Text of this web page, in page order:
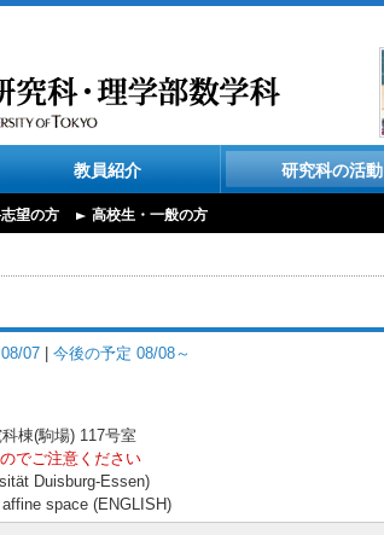
教員紹介 研究科の活動
望の方 高校生・一般の方
07 今後の予定 08/08～
棟(駒場) 117号室
でご注意ください
Duisburg-Essen)
space (ENGLISH)